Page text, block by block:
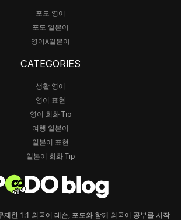
포도 영어
포도 일본어
영어X일본어
CATEGORIES
생활 영어
영어 표현
영어 회화 Tip
여행 일본어
일본어 표현
일본어 회화 Tip
제한 1:1 외국어 레슨, 포도와 함께 외국어 공부를 시작